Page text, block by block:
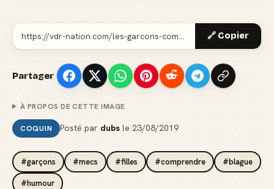
🔗 Copier
Partager
À PROPOS DE CETTE IMAGE
COQUIN Posté par dubs le23/08/2019
#garçons #mecs #filles #comprendre #blague
#humour